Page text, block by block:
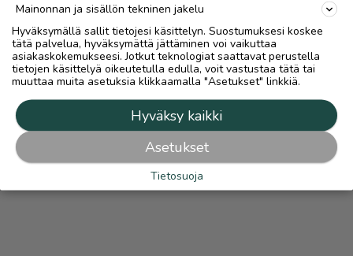
Mainonnan ja sisällön tekninen jakelu
Hyväksymällä sallit tietojesi käsittelyn. Suostumuksesi koskee
tätä palvelua, hyväksymättä jättäminen voi vaikuttaa
asiakaskokemukseesi. Jotkut teknologiat saattavat perustella
tietojen käsittelyä oikeutetulla edulla, voit vastustaa tätä tai
muuttaa muita asetuksia klikkaamalla "Asetukset" linkkiä.
Hyväksy kaikki
Asetukset
Tietosuoja